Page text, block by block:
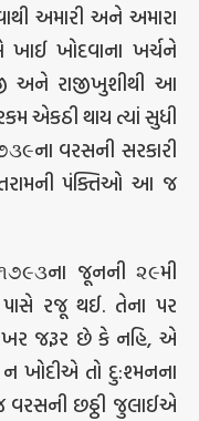
અમારી અને અમારા
ખોદવાના ખર્ચને
અને રાજીખુશીથી આ
એકઠી થાય ત્યાં સુધી
વરસની સરકારી
પંક્તિઓ આ જ
જૂનની ૨૯મી
પાસે રજૂ થઈ. તેના પર
જરૂર છે કે નહિ, એ
ખોદીએ તો દુ:શ્મનના
છઠ્ઠી જુલાઈએ